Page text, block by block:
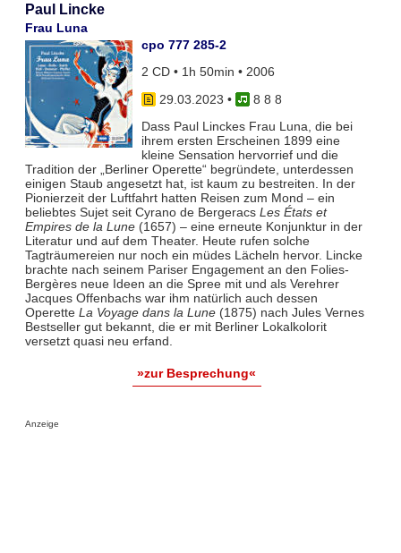
Paul Lincke
Frau Luna
cpo 777 285-2
2 CD • 1h 50min • 2006
29.03.2023 •
8 8 8
Dass Paul Linckes Frau Luna, die bei
ihrem ersten Erscheinen 1899 eine
kleine Sensation hervorrief und die
Tradition der „Berliner Operette“ begründete, unterdessen
einigen Staub angesetzt hat, ist kaum zu bestreiten. In der
Pionierzeit der Luftfahrt hatten Reisen zum Mond – ein
beliebtes Sujet seit Cyrano de Bergeracs Les États et
Empires de la Lune(1657) – eine erneute Konjunktur in der
Literatur und auf dem Theater. Heute rufen solche
Tagträumereien nur noch ein müdes Lächeln hervor. Lincke
brachte nach seinem Pariser Engagement an den Folies-
Bergères neue Ideen an die Spree mit und als Verehrer
Jacques Offenbachs war ihm natürlich auch dessen
Operette La Voyage dans la Lune(1875) nach Jules Vernes
Bestseller gut bekannt, die er mit Berliner Lokalkolorit
versetzt quasi neu erfand.
»zur Besprechung«
Anzeige